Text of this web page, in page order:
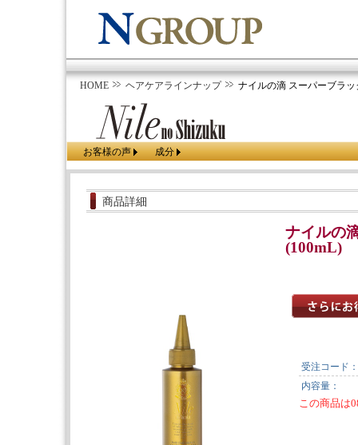
HOME ヘアケアラインナップ ナイルの滴 スーパーブラッ
お客様の声 成分
商品詳細
ナイルの
(100mL)
受注コード：
内容量：
この商品は